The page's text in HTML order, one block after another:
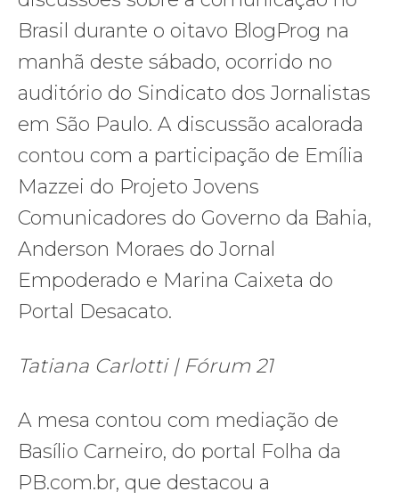
Brasil durante o oitavo BlogProg na
manhã deste sábado, ocorrido no
auditório do Sindicato dos Jornalistas
em São Paulo. A discussão acalorada
contou com a participação de Emília
Mazzei do Projeto Jovens
Comunicadores do Governo da Bahia,
Anderson Moraes do Jornal
Empoderado e Marina Caixeta do
Portal Desacato.
Tatiana Carlotti | Fórum 21
A mesa contou com mediação de
Basílio Carneiro, do portal Folha da
PB.com.br, que destacou a